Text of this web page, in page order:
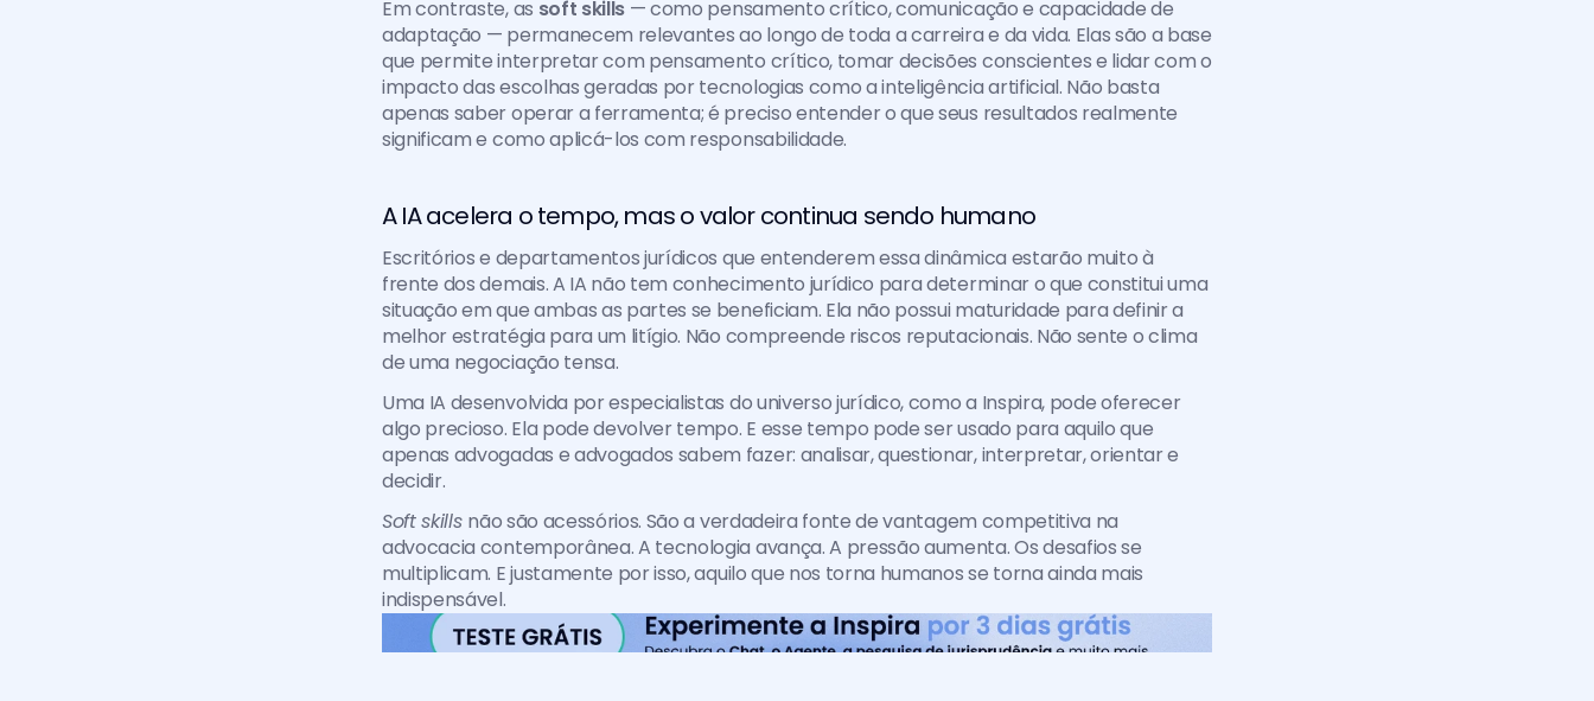
Em contraste, as soft skills — como pensamento crítico, comunicação e capacidade de
adaptação — permanecem relevantes ao longo de toda a carreira e da vida. Elas são a base
que permite interpretar com pensamento crítico, tomar decisões conscientes e lidar com o
impacto das escolhas geradas por tecnologias como a inteligência artificial. Não basta
apenas saber operar a ferramenta; é preciso entender o que seus resultados realmente
significam e como aplicá-los com responsabilidade.
A IA acelera o tempo, mas o valor continua sendo humano
Escritórios e departamentos jurídicos que entenderem essa dinâmica estarão muito à
frente dos demais. A IA não tem conhecimento jurídico para determinar o que constitui uma
situação em que ambas as partes se beneficiam. Ela não possui maturidade para definir a
melhor estratégia para um litígio. Não compreende riscos reputacionais. Não sente o clima
de uma negociação tensa.
Uma IA desenvolvida por especialistas do universo jurídico, como a Inspira, pode oferecer
algo precioso. Ela pode devolver tempo. E esse tempo pode ser usado para aquilo que
apenas advogadas e advogados sabem fazer: analisar, questionar, interpretar, orientar e
decidir.
Soft skills não são acessórios. São a verdadeira fonte de vantagem competitiva na
advocacia contemporânea. A tecnologia avança. A pressão aumenta. Os desafios se
multiplicam. E justamente por isso, aquilo que nos torna humanos se torna ainda mais
indispensável.